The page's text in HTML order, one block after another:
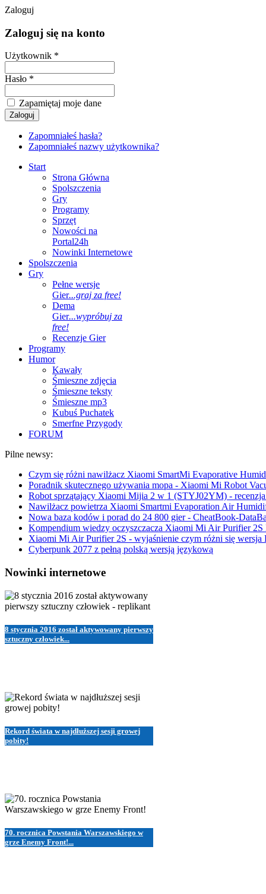
Zaloguj
Zaloguj się na konto
Użytkownik *
Hasło *
Zapamiętaj moje dane
Zapomniałeś hasła?
Zapomniałeś nazwy użytkownika?
Start
Strona Główna
Spolszczenia
Gry
Programy
Sprzęt
Nowości na
Portal24h
Nowinki Internetowe
Spolszczenia
Gry
Pełne wersje
Gier...graj za free!
Dema
Gier...wypróbuj za
free!
Recenzje Gier
Programy
Humor
Kawały
Śmieszne zdjęcia
Śmieszne teksty
Śmieszne mp3
Kubuś Puchatek
Smerfne Przygody
FORUM
Pilne newsy:
Czym się różni nawilżacz Xiaomi SmartMi Evaporative
Poradnik skutecznego używania mopa - Xiaomi Mi Robot
Robot sprzątający Xiaomi Mijia 2 w 1 (STYJ02YM) -
Nawilżacz powietrza Xiaomi Smartmi Evaporation Air
Nowa baza kodów i porad do 24 800 gier - CheatBook-
Kompendium wiedzy oczyszczacza Xiaomi Mi Air Purifier
Xiaomi Mi Air Purifier 2S - wyjaśnienie czym różni się wersja
Cyberpunk 2077 z pełną polską wersją językową
Nowinki internetowe
8 stycznia 2016 został aktywowany pierwszy
sztuczny człowiek...
Rekord świata w najdłuższej sesji growej
pobity!
70. rocznica Powstania Warszawskiego w
grze Enemy Front!...